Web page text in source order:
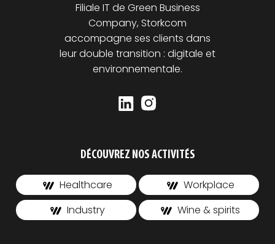
Filiale IT de Green Business
Company, Storkcom
accompagne ses clients dans
leur double transition : digitale et
environnementale.
DÉCOUVREZ NOS ACTIVITÉS
Healthcare
Workplace
Industry
Wine & spirits